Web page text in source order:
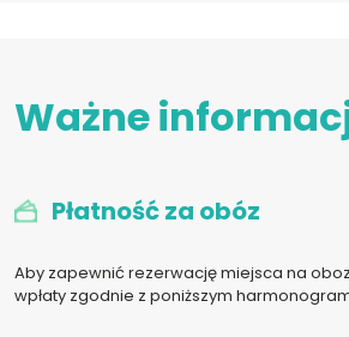
Ważne
Płatność za obóz
Aby zapewnić rezerwację miejsca na
wpłaty zgodnie z poniższym